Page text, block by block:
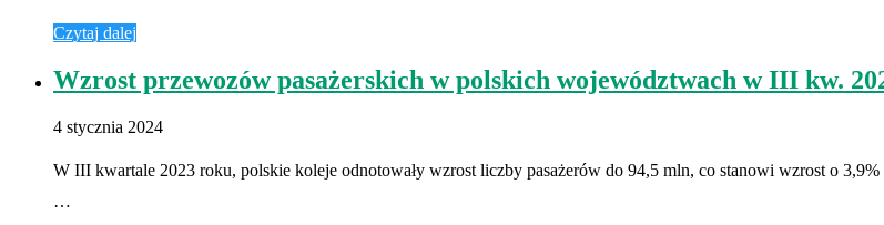
Czytaj dalej
Wzrost przewozów pasażerskich w polskich województwach w III kw.
4 stycznia 2024
W III kwartale 2023 roku, polskie koleje odnotowały wzrost liczby pasażerów do 94,5 mln, co stanowi wzrost o
…